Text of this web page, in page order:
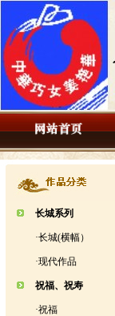
长城系列
·长城(横幅）
·现代作品
祝福、祝寿
·祝福